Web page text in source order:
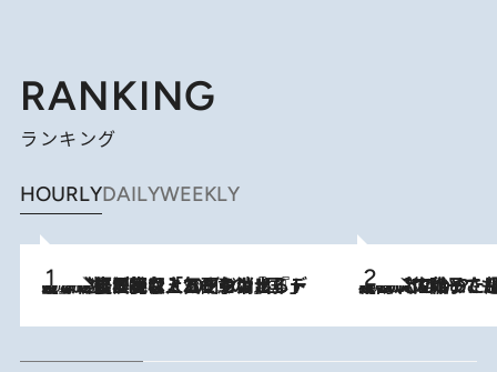
RANKING
ランキング
HOURLYDAILYWEEKLY
2026.8.5
【なぜ吉沢亮は「気配を消せる」のか？】興行収入208億の『国宝』を経て挑むミュージカル『ディア・エヴァン・ハンセン』。トップ俳優が舞台上でさらけ出した“孤独”とは 2026.8.5
【阿川佐和子さんの年とる力】なぜ70代で始めた趣味は“こんなに楽しい”のか？ ピアノ、俳句…スランプに陥っても続けられる“ある秘訣”とは